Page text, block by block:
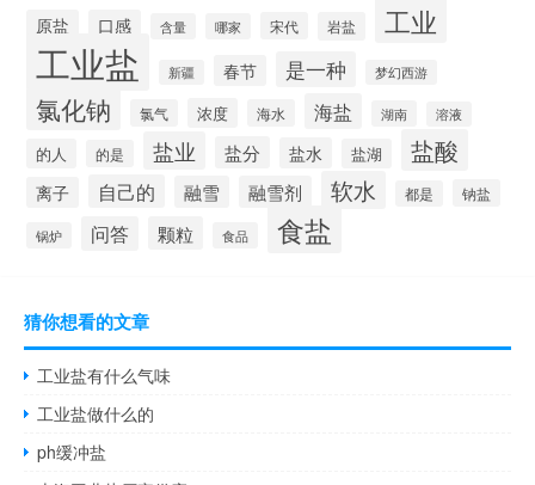
原盐 口感 含量 哪家 宋代 岩盐 工业
工业盐 新疆 春节 是一种 梦幻西游
氯化钠 氯气 浓度 海水 海盐 湖南 溶液
的人 的是 盐业 盐分 盐水 盐湖 盐酸
离子 自己的 融雪 融雪剂 软水 都是 钠盐
锅炉 问答 颗粒 食品 食盐
猜你想看的文章
工业盐有什么气味
工业盐做什么的
ph缓冲盐